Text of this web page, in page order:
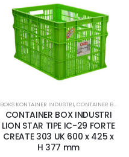
,BOX CONTAINER JUMBO,BOX CONTAINER
BOKS KONTAINER INDUSTRI,CONTAINER BOX INDUSTRI BANDUNG
CONTAINER BOX INDUSTRI
LION STAR TIPE IC-29 FORTE
CREATE 303 UK 600 x 425 x
H 377 mm